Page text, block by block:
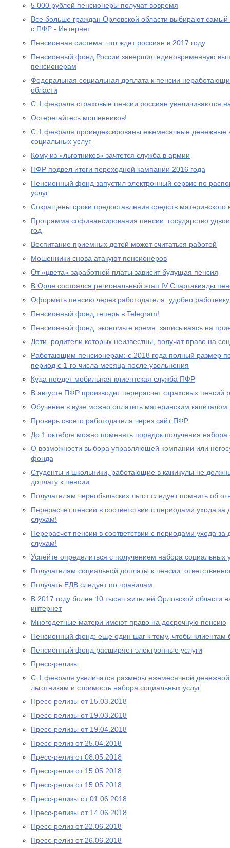
5 000 рублей пенсионеры получат вовремя
Все больше граждан Орловской области выбирают
с ПФР - Интернет
Пенсионная система: что ждет россиян в 2017 году
Пенсионный фонд России завершил единовременную
пенсионерам
Федеральная социальная доплата к пенсии
области
С 1 февраля страховые пенсии россиян увеличиваются
Остерегайтесь мошенников!
С 1 февраля проиндексированы ежемесячные денежные
социальных услуг
Кому из «льготников» зачтется служба в армии
ПФР подвел итоги переходной кампании 2016 года
Пенсионный фонд запустил электронный сервис по
услуг
Сокращены сроки предоставления средств материнского
Программа софинансирования пенсии: государство
год
Воспитание приемных детей может считаться работой
Мошенники снова атакуют пенсионеров
От «цвета» заработной платы зависит будущая пенсия
В Орле состоялся региональный этап IV Спартакиады
Оформить пенсию через работодателя: удобно
Пенсионный фонд теперь в Telegram!
Пенсионный фонд: экономьте время, записываясь на
Дети, родители которых неизвестны, получат право на
Работающим пенсионерам: с 2018 года полный размер
период с 1-го числа месяца после увольнения
Куда поедет мобильная клиентская служба ПФР
В августе ПФР производит перерасчет страховых
Обучение в вузе можно оплатить материнским капиталом
Проверь своего работодателя через сайт ПФР
До 1 октября можно поменять порядок получения набора
О возможности выбора управляющей компании или
фонда
Студенты и школьники, работающие в каникулы не
доплату к пенсии
Получателям чернобыльских льгот следует помнить об
Перерасчет пенсии в соответствии с периодами ухода за
слухам!
Перерасчет пенсии в соответствии с периодами ухода за
слухам!
Успейте определиться с получением набора социальных
Получателям социальной доплаты к пенсии:
Получать ЕДВ следует по правилам
В 2017 году более 10 тысяч жителей Орловской области
интернет
Многодетные матери имеют право на досрочную пенсию
Пенсионный фонд: еще один шаг к тому, чтобы клиентам
Пенсионный фонд расширяет электронные услуги
Пресс-релизы
С 1 февраля увеличатся размеры ежемесячной
льготникам и стоимость набора социальных услуг
Пресс-релизы от 15.03.2018
Пресс-релизы от 19.03.2018
Пресс-релизы от 19.04.2018
Пресс-релиз от 25.04.2018
Пресс-релиз от 08.05.2018
Пресс-релиз от 15.05.2018
Пресс-релиз от 15.05.2018
Пресс-релизы от 01.06.2018
Пресс-релизы от 14.06.2018
Пресс-релиз от 22.06.2018
Пресс-релиз от 26.06.2018